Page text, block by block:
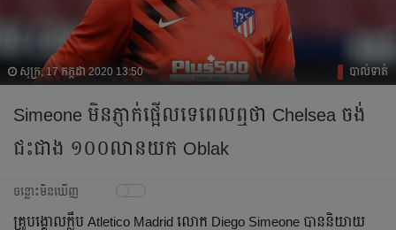
សុក្រ, 17 កក្កដា 2020 13:50 បាល់ទាត់
Simeone មិន​ភ្ញាក់ផ្អើល​ទេ​ពេល​ឮ​ថា​ Chelsea ចង់​
ជះ​ជាង​ ១០០​លាន​យក​​ Oblak
ចន្លោះមិនឃើញ
គ្រូ​បង្គោល​ក្លឹប​ Atletico Madrid លោក​ Diego Simeone បាន​និយាយ​